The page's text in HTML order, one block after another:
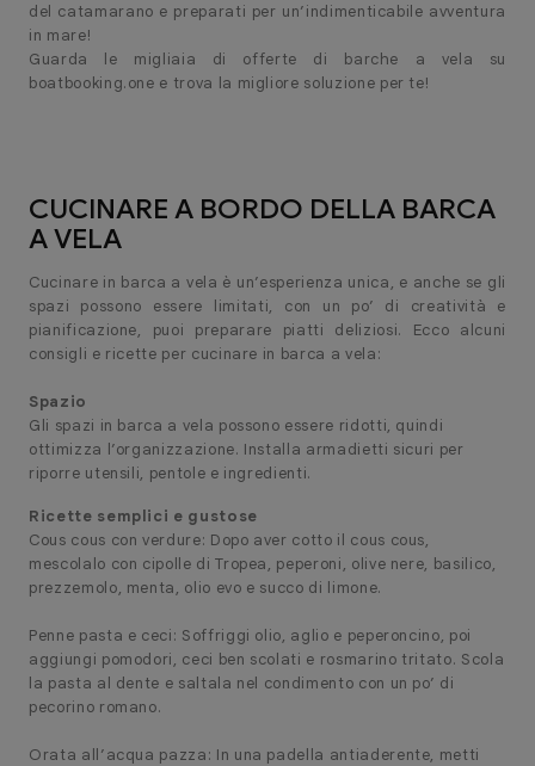
del catamarano e preparati per un’indimenticabile avventura
in mare!
Guarda le migliaia di offerte di barche a vela su
boatbooking.one e trova la migliore soluzione per te!
CUCINARE A BORDO DELLA BARCA
A VELA
Cucinare in barca a vela è un’esperienza unica, e anche se gli
spazi possono essere limitati, con un po’ di creatività e
pianificazione, puoi preparare piatti deliziosi. Ecco alcuni
consigli e ricette per cucinare in barca a vela:
Spazio
Gli spazi in barca a vela possono essere ridotti, quindi
ottimizza l’organizzazione. Installa armadietti sicuri per
riporre utensili, pentole e ingredienti.
Ricette semplici e gustose
Cous cous con verdure: Dopo aver cotto il cous cous,
mescolalo con cipolle di Tropea, peperoni, olive nere, basilico,
prezzemolo, menta, olio evo e succo di limone.
Penne pasta e ceci: Soffriggi olio, aglio e peperoncino, poi
aggiungi pomodori, ceci ben scolati e rosmarino tritato. Scola
la pasta al dente e saltala nel condimento con un po’ di
pecorino romano.
Orata all’acqua pazza: In una padella antiaderente, metti